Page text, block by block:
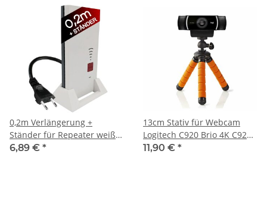
0,2m Verlängerung +
Ständer für Repeater weiß
passend für AVM
6,89 € *
13cm Stativ für Webcam
Logitech C920 Brio 4K C925e
Microsoft Ständer Tisch
11,90 € *